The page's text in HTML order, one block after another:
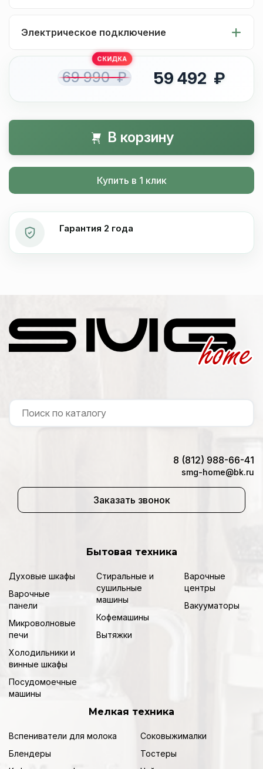
Электрическое подключение
69 990 ₽ 59 492 ₽
В корзину
Купить в 1 клик
Гарантия 2 года
8 (812) 988-66-41
smg-home@bk.ru
Заказать звонок
Бытовая техника
Духовые шкафы
Варочные
панели
Микроволновые
печи
Холодильники и
винные шкафы
Посудомоечные
машины
Стиральные и
сушильные
машины
Кофемашины
Вытяжки
Варочные
центры
Вакууматоры
Мелкая техника
Вспениватели для молока
Блендеры
Соковыжималки
Тостеры